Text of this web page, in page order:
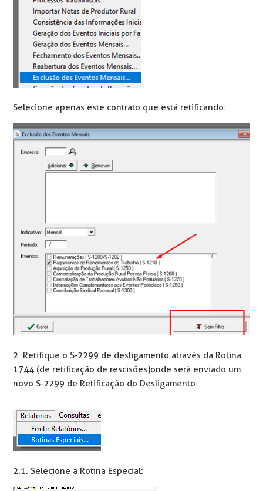
Selecione apenas este contrato que está retificando:
2. Retifique o S-2299 de desligamento através da Rotina
1744 (de retificação de rescisões) onde será enviado um
novo S-2299 de Retificação do Desligamento:
2.1. Selecione a Rotina Especial: